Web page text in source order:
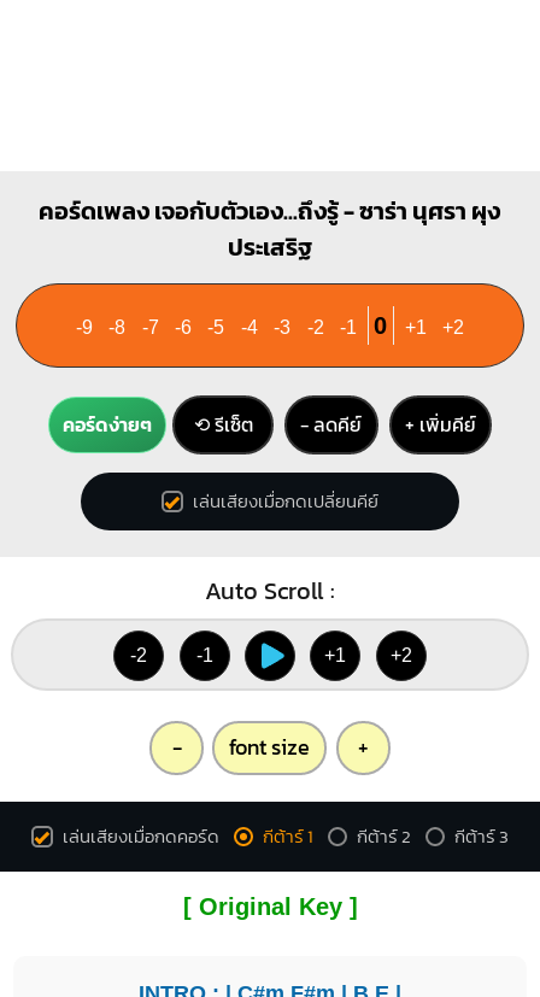
คอร์ดเพลง เจอกับตัวเอง...ถึงรู้ - ซาร่า นุศรา ผุง
ประเสริฐ
-9 -8 -7 -6 -5 -4 -3 -2 -1 0 +1 +2
คอร์ดง่ายๆ ⟲ รีเซ็ต − ลดคีย์ + เพิ่มคีย์
เล่นเสียงเมื่อกดเปลี่ยนคีย์
Auto Scroll :
-2 -1 +1 +2
- font size +
เล่นเสียงเมื่อกดคอร์ด กีต้าร์ 1 กีต้าร์ 2 กีต้าร์ 3
[ Original Key ]